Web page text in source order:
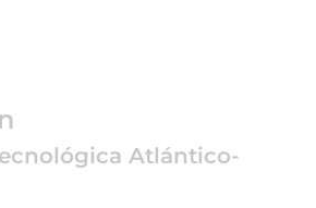
Atlántico-